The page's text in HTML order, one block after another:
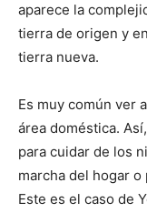
aparece la
tierra de origen y
tierra nueva.
Es muy común ver
área doméstica.
para cuidar de los
marcha del hogar o
Este es el caso de